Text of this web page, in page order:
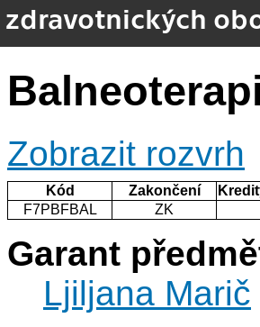
zdravotnických
Zobrazit rozvrh
Kód Zakončení
F7PBFBAL
ZK
Garant
Ljiljana Marič